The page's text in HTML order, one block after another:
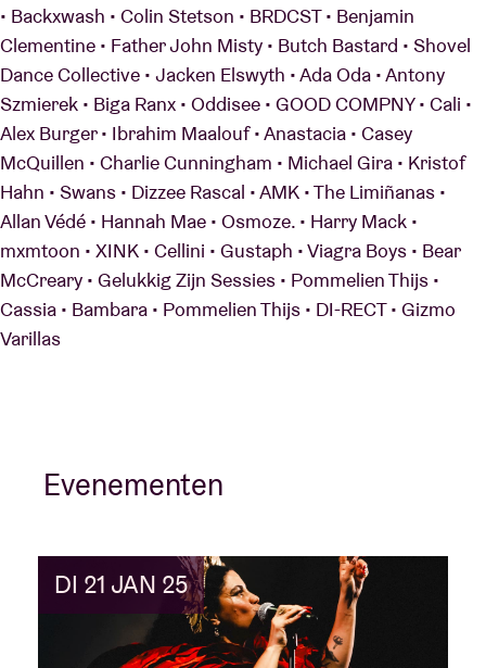
• Backxwash • Colin Stetson • BRDCST • Benjamin
Clementine • Father John Misty • Butch Bastard • Shovel
Dance Collective • Jacken Elswyth • Ada Oda • Antony
Szmierek • Biga Ranx • Oddisee • GOOD COMPNY • Cali •
Alex Burger • Ibrahim Maalouf • Anastacia • Casey
McQuillen • Charlie Cunningham • Michael Gira • Kristof
Hahn • Swans • Dizzee Rascal • AMK • The Limiñanas •
Allan Védé • Hannah Mae • Osmoze. • Harry Mack •
mxmtoon • XINK • Cellini • Gustaph • Viagra Boys • Bear
McCreary • Gelukkig Zijn Sessies • Pommelien Thijs •
Cassia • Bambara • Pommelien Thijs • DI-RECT • Gizmo
Varillas
Evenementen
DI 21 JAN 25